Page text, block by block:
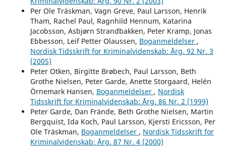
Per Ole Träskman, Vagn Greve, Paul Larsson, Henrik
Tham, Rachel Paul, Ragnhild Hennum, Katarina
Jacobsson, Asbjørn Strandbakken, Peter Kramp, Jonas
Ebbesson, Leif Petter Olaussen, Boganmeldelser ,
Nordisk Tidsskrift for Kriminalvidenskab: Årg. 92 Nr. 3
(2005)
Peter Otken, Birgitte Brøbech, Paul Larsson, Beth
Grothe Nielsen, Peter Garde, Anette Storgaard, Helén
Örnemark Hansen, Boganmeldelser , Nordisk
Tidsskrift for Kriminalvidenskab: Årg. 86 Nr. 2 (1999)
Peter Garde, Dan Frände, Beth Grothe Nielsen, Martin
Bergquist, Ida Koch, Paul Larsson, Kjersti Ericsson, Per
Ole Träskman, Boganmeldelser , Nordisk Tidsskrift for
Kriminalvidenskab: Årg. 87 Nr. 4 (2000)